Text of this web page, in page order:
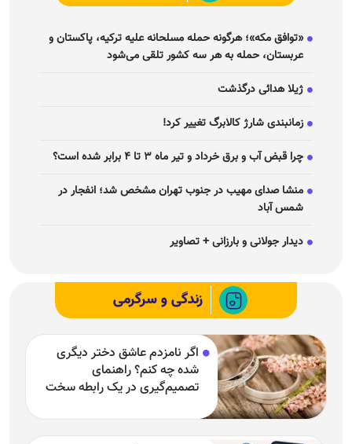
«توافق مکه»؛ هرگونه حمله مسلحانه علیه ترکیه، پاکستان و
عربستان، حمله به هر سه کشور تلقی می‌شود
ژیلا هدائی درگذشت
زمانبندی شارژ کالابرگ تغییر کرد!
چرا قبض آب و برق خرداد و تیر ماه ۳ تا ۴ برابر شده است؟
منشا صدای مهیب در جنوب تهران مشخص شد؛ انفجار در
شمس آباد
دیدار جولانی و بارزانی + تصاویر
زندگی و سرگرمی
اگر نامزدم عاشق دختر دیگری
شده چه کنم؟ راهنمای
تصمیم‌گیری در یک رابطه سخت